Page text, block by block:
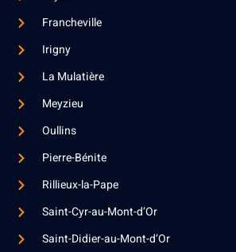
Francheville
Irigny
La Mulatière
Meyzieu
Oullins
Pierre-Bénite
Rillieux-la-Pape
Saint-Cyr-au-Mont-d’Or
Saint-Didier-au-Mont-d’Or